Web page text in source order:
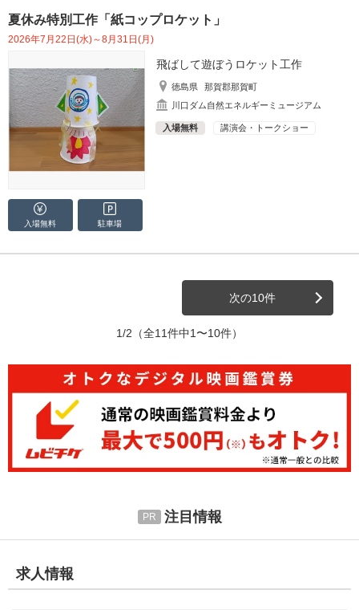
夏休み特別工作「紙コップロケット」
2026年7月22日(水)～8月31日(月)
飛ばして遊ぼうロケット工作
徳島県
那賀郡那賀町
川口ダム自然エネルギーミュージアム
入場無料 講演会・トークショー
入場無料 駐車場
次の10件
1/2 （全11件中1〜10件）
注目情報
求人情報